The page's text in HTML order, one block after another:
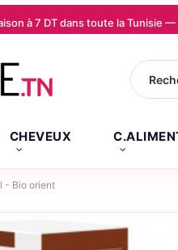
à 7 DT dans toute la Tunisie
CHEVEUX
- Bio orient